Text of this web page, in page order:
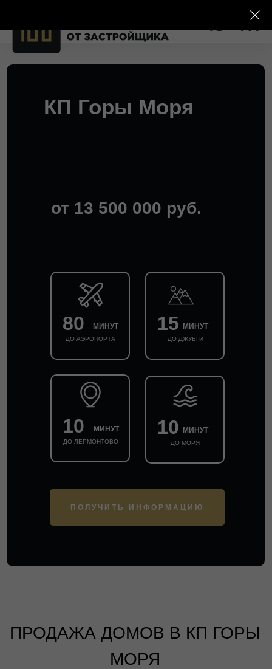
от 13 500 000 руб.
80 МИНУТ
ДО АЭРОПОРТА
КП Горы Моря
10 МИНУТ
ДО ЛЕРМОНТОВО
ПОЛУЧИТЬ ИНФОРМАЦИЮ
10 МИНУТ
ДО МОРЯ
15 МИНУТ
ДО ДЖУБГИ
ПРОДАЖА ДОМОВ В КП ГОРЫ
МОРЯ